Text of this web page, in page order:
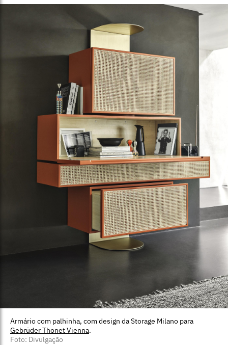
Armário com palhinha, com design da Storage Milano para
Gebrüder Thonet Vienna.
Foto: Divulgação